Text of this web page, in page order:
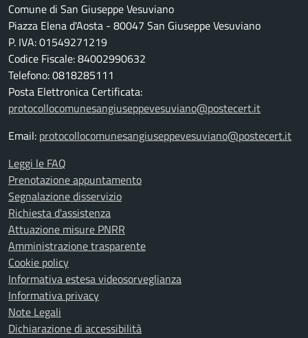
Comune di San Giuseppe Vesuviano
Piazza Elena d'Aosta - 80047 San Giuseppe Vesuviano
P. IVA: 01549271219
Codice Fiscale: 84002990632
Telefono: 0818285111
Posta Elettronica Certificata:
protocollocomunesangiuseppevesuviano@postecert.it
Email: protocollocomunesangiuseppevesuviano@postecert.it
Leggi le FAQ
Prenotazione appuntamento
Segnalazione disservizio
Richiesta d'assistenza
Attuazione misure PNRR
Amministrazione trasparente
Cookie policy
Informativa estesa videosorveglianza
Informativa privacy
Note Legali
Dichiarazione di accessibilità